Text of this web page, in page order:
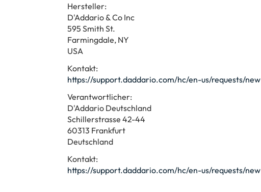
Hersteller:
D'Addario & Co Inc
595 Smith St.
Farmingdale, NY
USA
Kontakt:
https://support.daddario.com/hc/en-us/requests/new
Verantwortlicher:
D'Addario Deutschland
Schillerstrasse 42-44
60313 Frankfurt
Deutschland
Kontakt:
https://support.daddario.com/hc/en-us/requests/new